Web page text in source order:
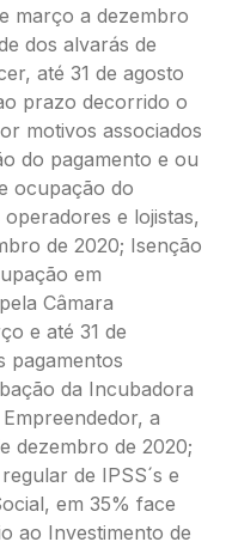
março a dezembro
dos alvarás de
até 31 de agosto
prazo decorrido o
motivos associados
do pagamento e ou
ocupação do
e lojistas,
de 2020; Isenção
em
Câmara
e até 31 de
pagamentos
da Incubadora
a
dezembro de 2020;
de IPSS´s e
em 35% face
ao Investimento de